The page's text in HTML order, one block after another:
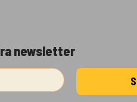
newsletter